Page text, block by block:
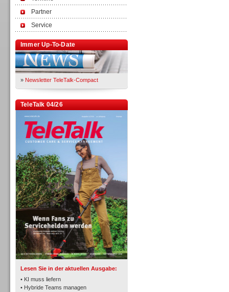
Partner
Service
Immer Up-To-Date
» Newsletter TeleTalk-Compact
TeleTalk 04/26
Lesen Sie in der aktuellen Ausgabe:
• KI muss liefern
• Hybride Teams managen
TK- und ACD-Systeme